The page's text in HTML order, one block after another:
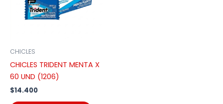
CHICLES
CHICLES TRIDENT MENTA X
60 UND (1206)
$14.400